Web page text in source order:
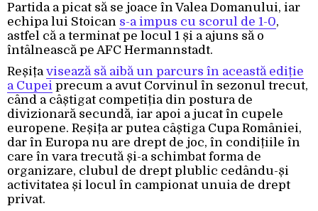
Partida a picat să se joace în Valea Domanului, iar
echipa lui Stoican s-a impus cu scorul de 1-0,
astfel că a terminat pe locul 1 și a ajuns să o
întâlnească pe AFC Hermannstadt.
Reșițavisează să aibă un parcurs în această ediție
a Cupei precum a avut Corvinul în sezonul trecut,
când a câștigat competiția din postura de
divizionară secundă, iar apoi a jucat în cupele
europene. Reșița ar putea câștiga Cupa României,
dar în Europa nu are drept de joc, în condițiile în
care în vara trecută și-a schimbat forma de
organizare, clubul de drept plublic cedându-și
activitatea și locul în campionat unuia de drept
privat.